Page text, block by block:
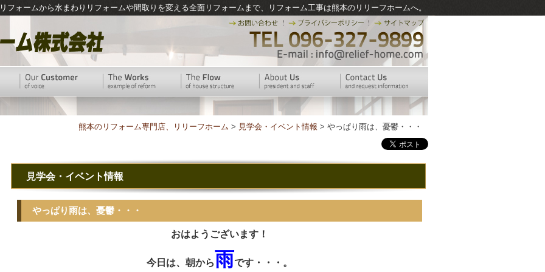
フォームから水まわりリフォームや間取りを変える全面リフォームまで、リフォーム工事は熊本のリリーフホームへ。
熊本のリフォーム専門店、リリーフホーム > 見学会・イベント情報 > やっぱり雨は、憂鬱・・・
見学会・イベント情報
やっぱり雨は、憂鬱・・・
おはようございます！
今日は、朝から雨です・・・。